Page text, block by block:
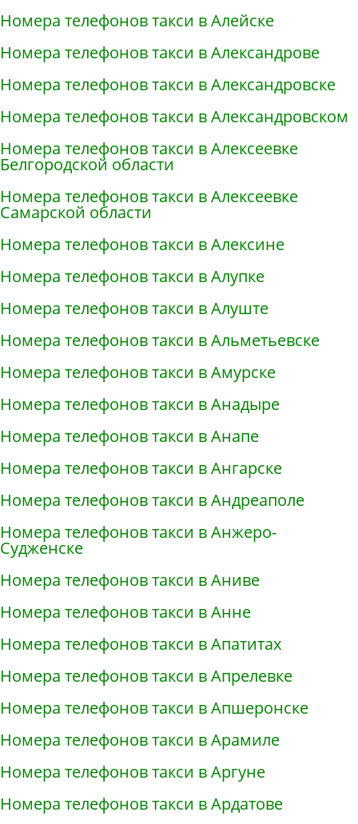
Номера телефонов такси в Алейске
Номера телефонов такси в Александрове
Номера телефонов такси в Александровске
Номера телефонов такси в Александровском
Номера телефонов такси в Алексеевке
Белгородской области
Номера телефонов такси в Алексеевке
Самарской области
Номера телефонов такси в Алексине
Номера телефонов такси в Алупке
Номера телефонов такси в Алуште
Номера телефонов такси в Альметьевске
Номера телефонов такси в Амурске
Номера телефонов такси в Анадыре
Номера телефонов такси в Анапе
Номера телефонов такси в Ангарске
Номера телефонов такси в Андреаполе
Номера телефонов такси в Анжеро-
Судженске
Номера телефонов такси в Аниве
Номера телефонов такси в Анне
Номера телефонов такси в Апатитах
Номера телефонов такси в Апрелевке
Номера телефонов такси в Апшеронске
Номера телефонов такси в Арамиле
Номера телефонов такси в Аргуне
Номера телефонов такси в Ардатове